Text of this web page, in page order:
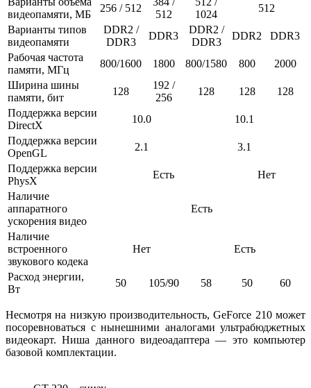
видеопамяти, МБ
256 / 512
512
1024
512
Варианты типов
видеопамяти
DDR2 /
DDR3
DDR3
DDR2 /
DDR3
DDR2
DDR3
Рабочая частота
памяти, МГц
800/1600 1800 800/1580 800
2000
Ширина шины
памяти, бит
128
192 /
256
128 128
128
Поддержка версии
DirectX
10.0
10.1
Поддержка версии
OpenGL
2.1
3.1
Поддержка версии
PhysX
Есть
Нет
Наличие
аппаратного
ускорения видео
Есть
Наличие
встроенного
звукового кодека
Нет Есть
Расход энергии,
Вт
50 105/90 58 50 60
Несмотря на низкую производительность, GeForce 210 может
посоревноваться с нынешними аналогами ультрабюджетных
видеокарт. Ниша данного видеоадаптера — это компьютер
базовой комплектации.